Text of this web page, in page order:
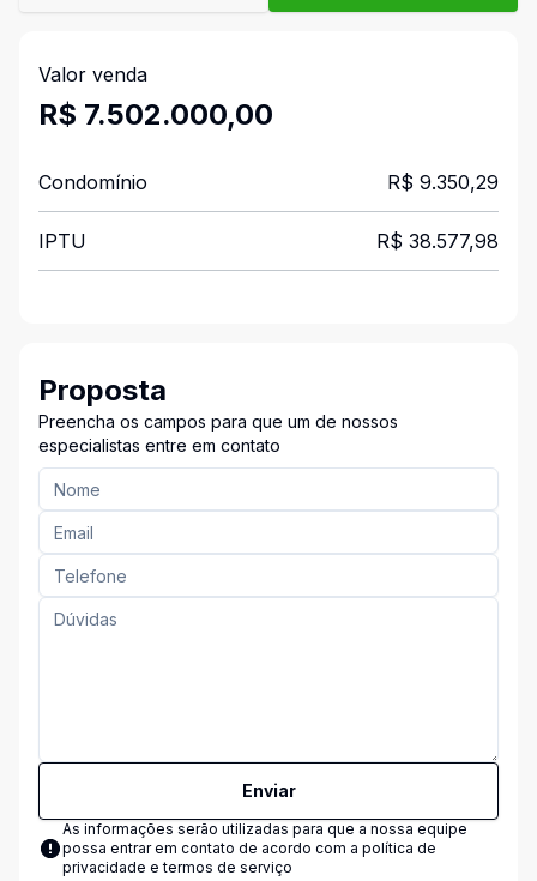
Valor venda
R$ 7.502.000,00
Condomínio R$ 9.350,29
IPTU R$ 38.577,98
Proposta
Preencha os campos para que um de nossos
especialistas entre em contato
Enviar
As informações serão utilizadas para que a nossa equipe
possa entrar em contato de acordo com a política de
privacidade e termos de serviço